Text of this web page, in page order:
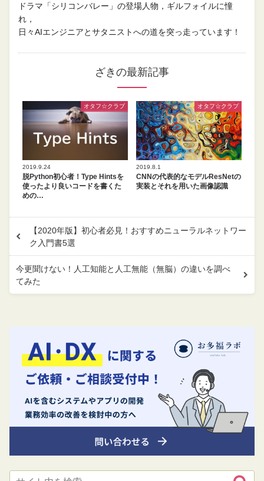
ドラマ「シリコンバレー」の登場人物，ギルフォイルに憧
れ，
日々AIエンジニアとサタニストへの道を突っ走っています！
ざきの最新記事
オタフ☆クラブ
2019.9.24
脱Python初心者！Type Hintsを
使ったより良いコードを書くた
めの…
オタフ☆クラブ
2019.8.1
CNNの代表的なモデルResNetの
実装とそれを用いた画像認識
【2020年版】初心者必見！おすすめニューラルネットワー
ク入門書5選
今更聞けない！人工知能と人工無能（無脳）の違いを調べ
てみた